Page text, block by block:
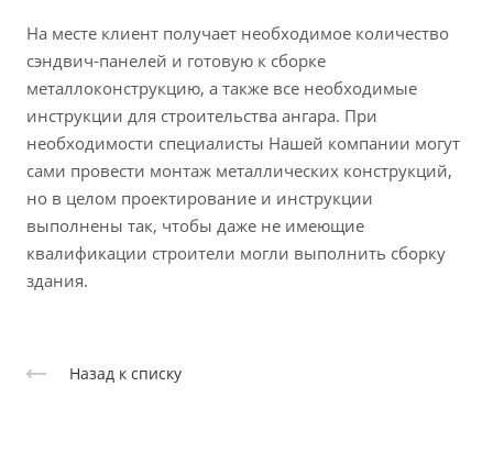
На месте клиент получает необходимое количество
сэндвич-панелей и готовую к сборке
металлоконструкцию, а также все необходимые
инструкции для строительства ангара. При
необходимости специалисты Нашей компании могут
сами провести монтаж металлических конструкций,
но в целом проектирование и инструкции
выполнены так, чтобы даже не имеющие
квалификации строители могли выполнить сборку
здания.
Назад к списку